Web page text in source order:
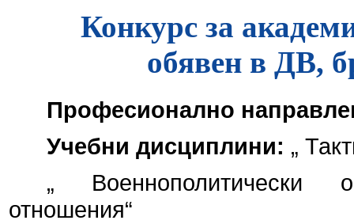
Конкурс за
обявен в ДВ,
Професионално
Учебни дисциплини: „
„ Военнополитически
отношения“